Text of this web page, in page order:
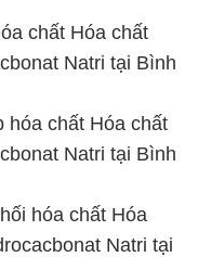
chất Hóa chất
Natri tại Bình
hóa chất Hóa chất
Natri tại Bình
hóa chất Hóa
Natri tại